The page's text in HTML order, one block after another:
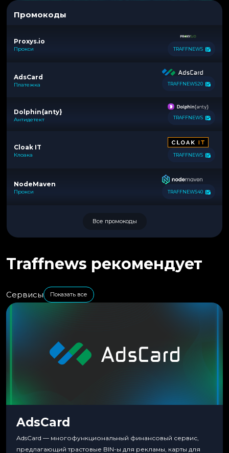
Промокоды
Proxys.io
Прокси TRAFFNEWS
AdsCard
Платежка TRAFFNEWS20
Dolphin{anty}
Антидетект TRAFFNEWS
Cloak IT
Клоака TRAFFNEWS
NodeMaven
Прокси TRAFFNEWS40
Все промокоды
Traffnews рекомендует
Сервисы Показать все
AdsCard
AdsCard — многофункциональный финансовый сервис,
предлагающий трастовые BIN-ы для рекламы, карты для